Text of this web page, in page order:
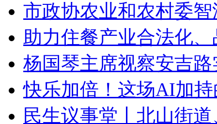
市政协农业和农村委智
助力住餐产业合法化
杨国琴主席视察安吉
快乐加倍！这场AI加
民生议事堂丨北山街